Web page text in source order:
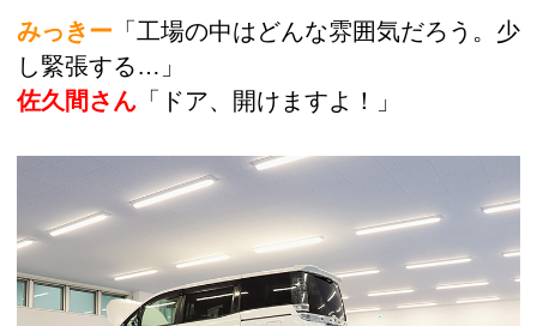
みっきー 「工場の中はどんな雰囲気だろう。少
し緊張する…」
佐久間さん 「ドア、開けますよ！」